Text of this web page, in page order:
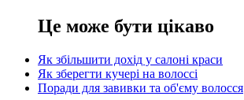
Це може бути цікаво
Як збільшити дохід у салоні краси
Як зберегти кучері на волоссі
Поради для завивки та об'єму волосся